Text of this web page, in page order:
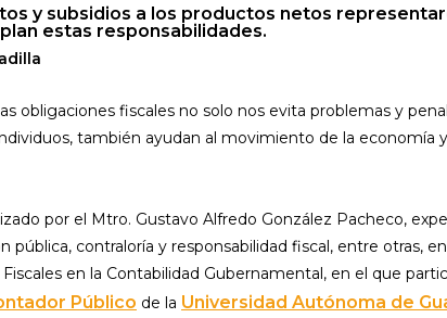
y subsidios a los productos netos
estas responsabilidades.
obligaciones fiscales no solo nos evita problemas y
también ayudan al movimiento de la economía
por el Mtro. Gustavo Alfredo González Pacheco,
pública, contraloría y responsabilidad fiscal, entre otras,
en la Contabilidad Gubernamental, en el que
Público de la Universidad Autónoma de